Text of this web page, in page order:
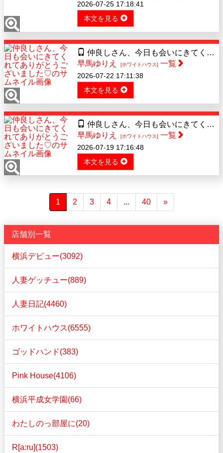
2026-07-25 17:18:41
本文を見る
仲良しさん、今日も会いにきてくれてありがとうございました♡
早馬ゆりえ
[ホワイトハウス] 一覧
2026-07-22 17:11:38
本文を見る
仲良しさん、今日も会いにきてくれてありがとうございました♡
早馬ゆりえ
[ホワイトハウス] 一覧
2026-07-19 17:16:48
本文を見る
1 2 3 4 ... 40 »
店舗別一覧
横浜デビュー(3092)
人妻ゲッチュー(889)
人妻日記(4460)
ホワイトハウス(6555)
ゴッドハンド(383)
Pink House(4106)
横浜平成女学園(66)
わたしのっ部屋に(20)
R[a:ru](1503)